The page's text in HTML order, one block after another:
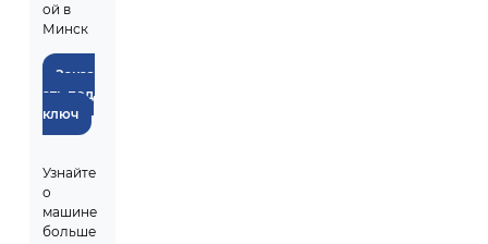
ой в
Минск
Заказ
ать под
ключ
Узнайте
о
машине
больше